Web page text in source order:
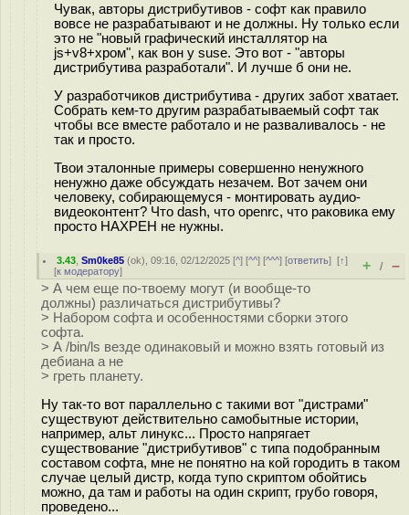
Чувак, авторы дистрибутивов - софт как правило
вовсе не разрабатывают и не должны. Ну только если
это не "новый графический инсталлятор на
js+v8+хром", как вон у suse. Это вот - "авторы
дистрибутива разработали". И лучше б они не.
У разработчиков дистрибутива - других забот хватает.
Собрать кем-то другим разрабатываемый софт так
чтобы все вместе работало и не разваливалось - не
так и просто.
Твои эталонные примеры совершенно ненужного
ненужно даже обсуждать незачем. Вот зачем они
человеку, собирающемуся - монтировать аудио-
видеоконтент? Что dash, что openrc, что раковика ему
просто НАХРЕН не нужны.
3.43 ,Sm0ke85 (ok), 09:16, 02/12/2025 [^] [^^] [^^^] [ответить][↑]
[к модератору] + / –
> А чем еще по-твоему могут (и вообще-то
должны) различаться дистрибутивы?
> Набором софта и особенностями сборки этого
софта.
> А /bin/ls везде одинаковый и можно взять готовый из
дебиана а не
> греть планету.
Ну так-то вот параллельно с такими вот "дистрами"
существуют действительно самобытные истории,
например, альт линукс... Просто напрягает
существование "дистрибутивов" с типа подобранным
составом софта, мне не понятно на кой городить в таком
случае целый дистр, когда тупо скриптом обойтись
можно, да там и работы на один скрипт, грубо говоря,
проведено...